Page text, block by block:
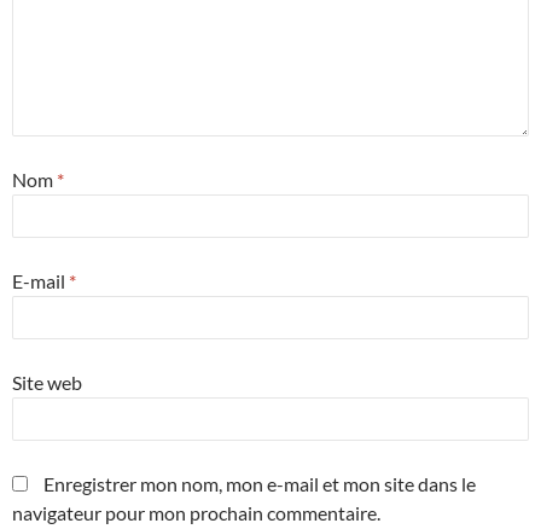
Nom *
E-mail *
Site web
Enregistrer mon nom, mon e-mail et mon site dans le
navigateur pour mon prochain commentaire.